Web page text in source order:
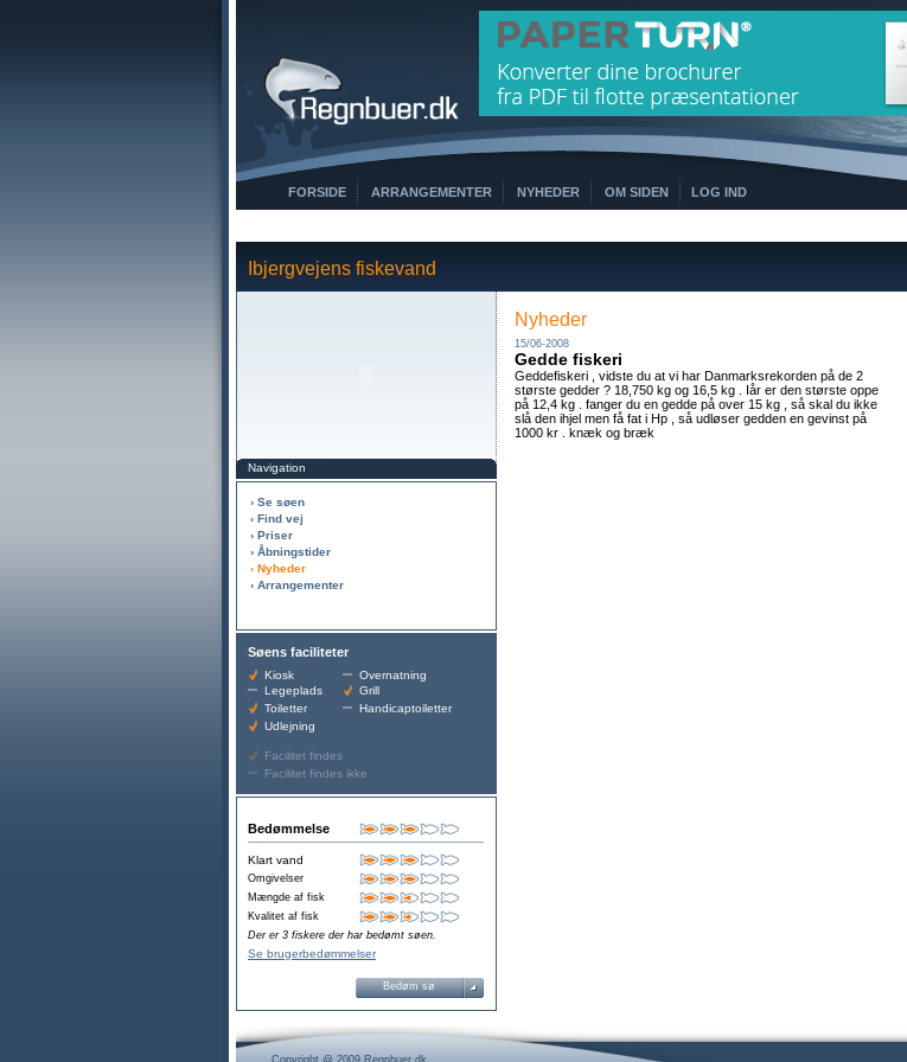
FORSIDE ARRANGEMENTER NYHEDER OM SIDEN LOG IND
Ibjergvejens fiskevand
Nyheder
15/06-2008
Gedde fiskeri
Geddefiskeri , vidste du at vi har Danmarksrekorden på de 2
største gedder ? 18,750 kg og 16,5 kg . Iår er den største oppe
på 12,4 kg . fanger du en gedde på over 15 kg , så skal du ikke
slå den ihjel men få fat i Hp , så udløser gedden en gevinst på
1000 kr . knæk og bræk
Navigation
› Se søen
› Find vej
› Priser
› Åbningstider
› Nyheder
› Arrangementer
Søens faciliteter
Kiosk
Overnatning
Legeplads
Grill
Toiletter
Handicaptoiletter
Udlejning
Facilitet findes
Facilitet findes ikke
Bedømmelse
Klart vand
Omgivelser
Mængde af fisk
Kvalitet af fisk
Der er 3 fiskere der har bedømt søen.
Se brugerbedømmelser
Bedøm sø
Copyright @ 2009 Regnbuer.dk